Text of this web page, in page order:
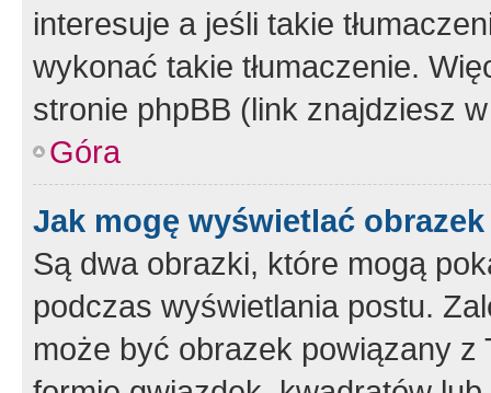
interesuje a jeśli takie
wykonać takie tłumaczenie.
stronie phpBB (link znajdziesz
Góra
Jak mogę wyświetlać
Są dwa obrazki, które mogą
podczas wyświetlania postu.
może być obrazek powiązany z